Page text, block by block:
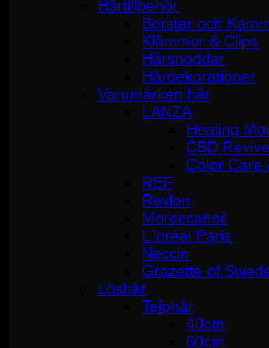
Hårtillbehör
Borstar och
Klämmor & Clips
Hårsnoddar
Hårdekorationer
Varumärken hår
LANZA
Healing
CBD Revive
Color Care
REF
Revlon
Moroccanoil
L´oréal Paris
Neccin
Grazette of
Löshår
Tejphår
40cm
60cm